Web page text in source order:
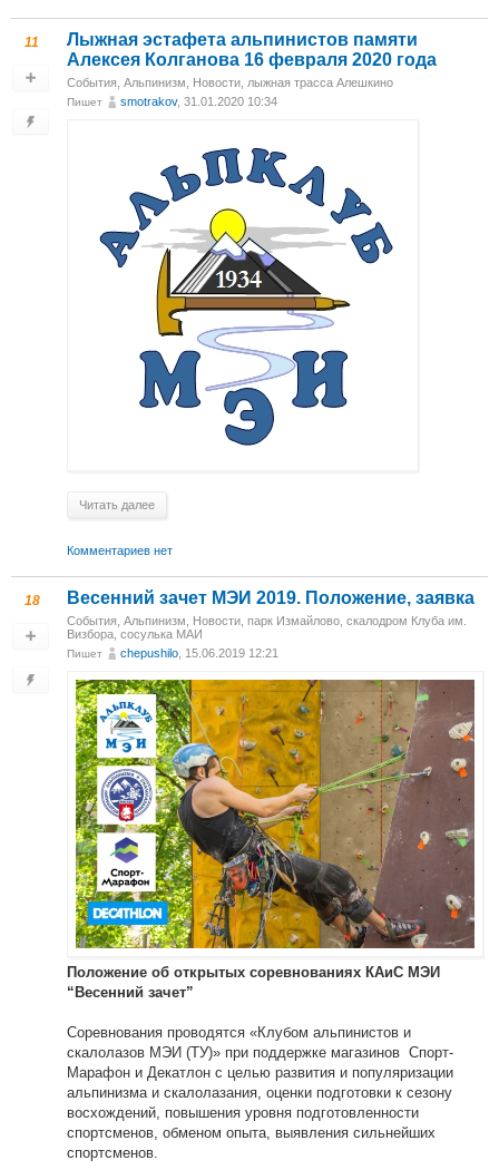
11
Лыжная эстафета альпинистов памяти
Алексея Колганова 16 февраля 2020 года
События Альпинизм Новости лыжная трасса Алешкино
Пишет smotrakov, 31.01.2020 10:34
Читать далее
Комментариев нет
18 Весенний зачет МЭИ 2019. Положение, заявка
События Альпинизм Новости парк Измайлово, скалодром Клуба им.
Визбора, сосулька МАИ
Пишет chepushilo , 15.06.2019 12:21
Положение об открытых соревнованиях КАиС МЭИ
“Весенний зачет”
Соревнования проводятся «Клубом альпинистов и
скалолазов МЭИ (ТУ)» при поддержке магазинов Спорт-
Марафон и Декатлон с целью развития и популяризации
альпинизма и скалолазания, оценки подготовки к сезону
восхождений, повышения уровня подготовленности
спортсменов, обменом опыта, выявления сильнейших
спортсменов.